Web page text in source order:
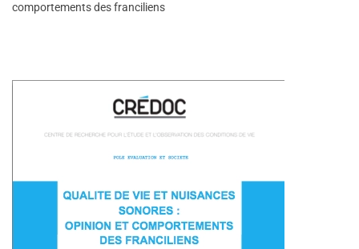
comportements des franciliens